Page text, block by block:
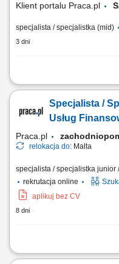
Klient portalu Praca.pl
specjalista / specjalistka (mid)
3 dni
Pozyskiwanie nowych
współpracy; Budowanie i
klientami biznesowymi;
Specjalista /
Usług
Praca.pl
relokacja do: Malta
specjalista / specjalistka junior
rekrutacja online
aplikuj bez CV
8 dni
Zakres obowiązków: